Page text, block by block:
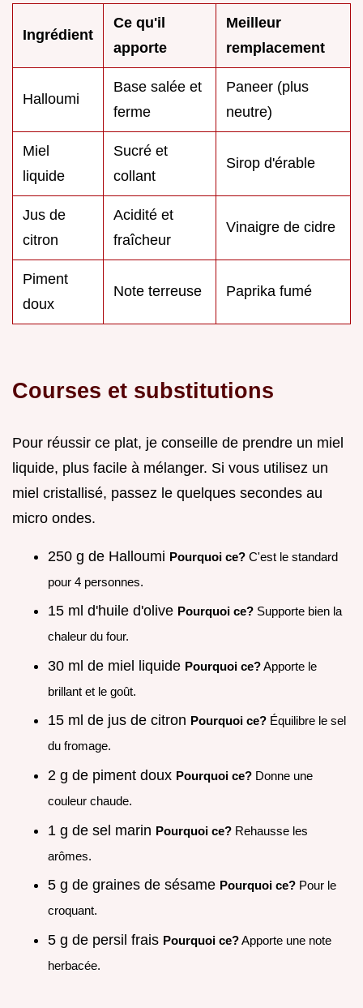
Ingrédient
Ce qu'il
apporte
Meilleur
remplacement
Halloumi
Base salée et
ferme
Paneer (plus
neutre)
Miel
liquide
Sucré et
collant
Sirop d'érable
Jus de
citron
Acidité et
fraîcheur
Vinaigre de cidre
Piment
doux
Note terreuse Paprika fumé
Courses et substitutions
Pour réussir ce plat, je conseille de prendre un miel
liquide, plus facile à mélanger. Si vous utilisez un
miel cristallisé, passez le quelques secondes au
micro ondes.
250 g de Halloumi Pourquoi ce? C'est le standard
pour 4 personnes.
15 ml d'huile d'olive Pourquoi ce? Supporte bien la
chaleur du four.
30 ml de miel liquide Pourquoi ce?Apporte le
brillant et le goût.
15 ml de jus de citron Pourquoi ce? Équilibre le sel
du fromage.
2 g de piment doux Pourquoi ce? Donne une
couleur chaude.
1 g de sel marin Pourquoi ce? Rehausse les
arômes.
5 g de graines de sésame Pourquoi ce? Pour le
croquant.
5 g de persil frais Pourquoi ce?Apporte une note
herbacée.